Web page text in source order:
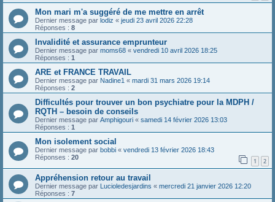
Mon mari m'a suggéré de me mettre en arrêt
Dernier message par lodiz « jeudi 23 avril 2026 22:28
Réponses : 8
Invalidité et assurance emprunteur
Dernier message par moms68 « vendredi 10 avril 2026 18:25
Réponses : 1
ARE et FRANCE TRAVAIL
Dernier message par Nadine1 « mardi 31 mars 2026 19:14
Réponses : 2
Difficultés pour trouver un bon psychiatre pour la MDPH /
RQTH – besoin de conseils
Dernier message par Amphigouri « samedi 14 février 2026 13:03
Réponses : 1
Mon isolement social
Dernier message par bobbi « vendredi 13 février 2026 18:43
Réponses : 20 1 2
Appréhension retour au travail
Dernier message par Lucioledesjardins « mercredi 21 janvier 2026 12:20
Réponses : 7